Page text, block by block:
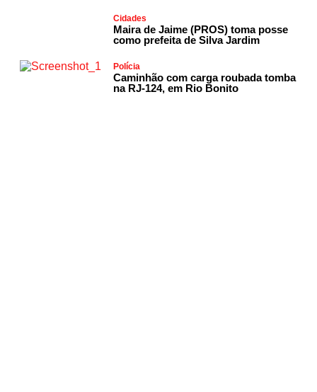
Cidades
Maira de Jaime (PROS) toma posse
como prefeita de Silva Jardim
Polícia
Caminhão com carga roubada tomba
na RJ-124, em Rio Bonito